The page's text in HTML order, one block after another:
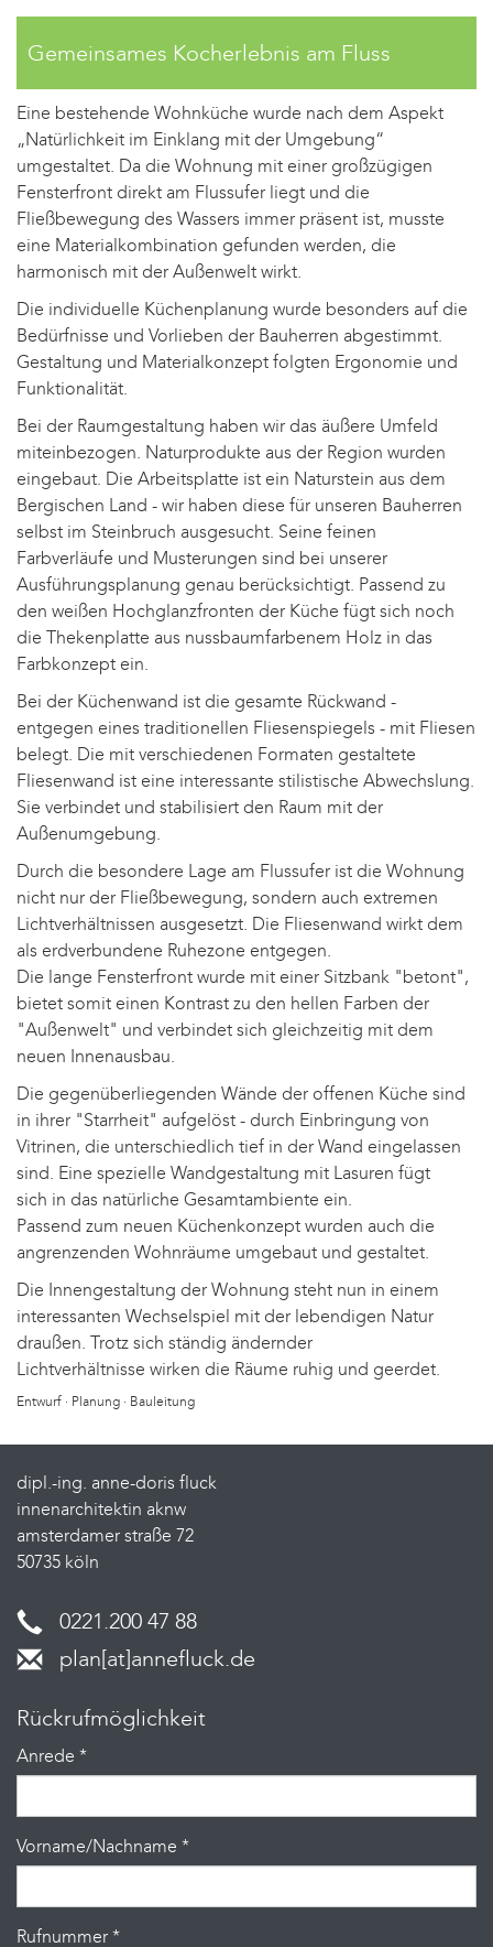
Gemeinsames Kocherlebnis am Fluss
Eine bestehende Wohnküche wurde nach dem Aspekt
„Natürlichkeit im Einklang mit der Umgebung“
umgestaltet. Da die Wohnung mit einer großzügigen
Fensterfront direkt am Flussufer liegt und die
Fließbewegung des Wassers immer präsent ist, musste
eine Materialkombination gefunden werden, die
harmonisch mit der Außenwelt wirkt.
Die individuelle Küchenplanung wurde besonders auf die
Bedürfnisse und Vorlieben der Bauherren abgestimmt.
Gestaltung und Materialkonzept folgten Ergonomie und
Funktionalität.
Bei der Raumgestaltung haben wir das äußere Umfeld
miteinbezogen. Naturprodukte aus der Region wurden
eingebaut. Die Arbeitsplatte ist ein Naturstein aus dem
Bergischen Land - wir haben diese für unseren Bauherren
selbst im Steinbruch ausgesucht. Seine feinen
Farbverläufe und Musterungen sind bei unserer
Ausführungsplanung genau berücksichtigt. Passend zu
den weißen Hochglanzfronten der Küche fügt sich noch
die Thekenplatte aus nussbaumfarbenem Holz in das
Farbkonzept ein.
Bei der Küchenwand ist die gesamte Rückwand -
entgegen eines traditionellen Fliesenspiegels - mit Fliesen
belegt. Die mit verschiedenen Formaten gestaltete
Fliesenwand ist eine interessante stilistische Abwechslung.
Sie verbindet und stabilisiert den Raum mit der
Außenumgebung.
Durch die besondere Lage am Flussufer ist die Wohnung
nicht nur der Fließbewegung, sondern auch extremen
Lichtverhältnissen ausgesetzt. Die Fliesenwand wirkt dem
als erdverbundene Ruhezone entgegen.
Die lange Fensterfront wurde mit einer Sitzbank "betont",
bietet somit einen Kontrast zu den hellen Farben der
"Außenwelt" und verbindet sich gleichzeitig mit dem
neuen Innenausbau.
Die gegenüberliegenden Wände der offenen Küche sind
in ihrer "Starrheit" aufgelöst - durch Einbringung von
Vitrinen, die unterschiedlich tief in der Wand eingelassen
sind. Eine spezielle Wandgestaltung mit Lasuren fügt
sich in das natürliche Gesamtambiente ein.
Passend zum neuen Küchenkonzept wurden auch die
angrenzenden Wohnräume umgebaut und gestaltet.
Die Innengestaltung der Wohnung steht nun in einem
interessanten Wechselspiel mit der lebendigen Natur
draußen. Trotz sich ständig ändernder
Lichtverhältnisse wirken die Räume ruhig und geerdet.
Entwurf · Planung · Bauleitung
dipl.-ing. anne-doris fluck
innenarchitektin aknw
amsterdamer straße 72
50735 köln
0221.200 47 88
plan[at]annefluck.de
Rückrufmöglichkeit
Anrede *
Vorname/Nachname *
Rufnummer *